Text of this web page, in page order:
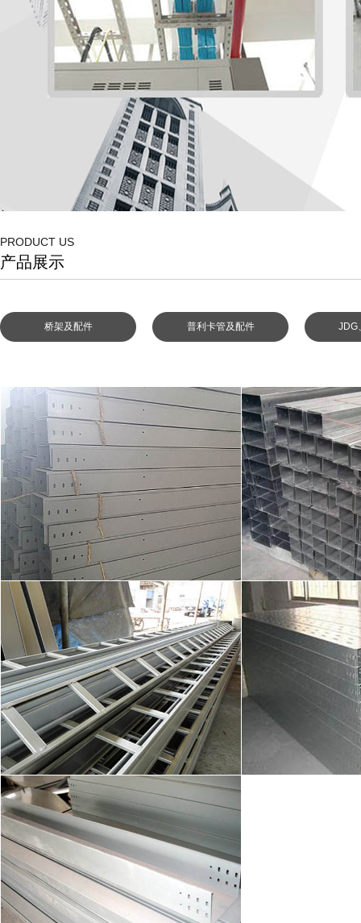
PRODUCT US
产品展示
桥架及配件 普利卡管及配件 JDG
防火桥架展示01 防火桥
梯级式桥架展示01 托盘式
槽式桥架展示01